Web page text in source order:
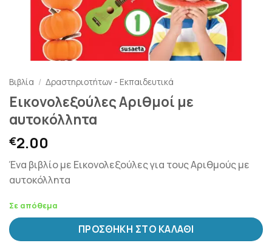
Βιβλία / Δραστηριοτήτων - Εκπαιδευτικά
Εικονολεξούλες Αριθμοί με
αυτοκόλλητα
€2.00
Ένα βιβλίο με Εικονολεξούλες για τους Αριθμούς με
αυτοκόλλητα
Σε απόθεμα
ΠΡΟΣΘΉΚΗ ΣΤΟ ΚΑΛΆΘΙ